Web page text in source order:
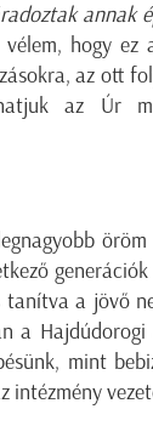
annak
hogy ez
az ott
az Úr
a jövő
a
mint
intézmény